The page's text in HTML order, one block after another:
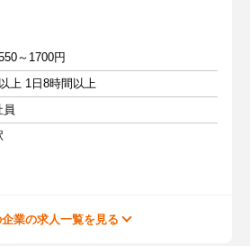
～1700円
上 1日8時間以上
員
企業の求人一覧を見る